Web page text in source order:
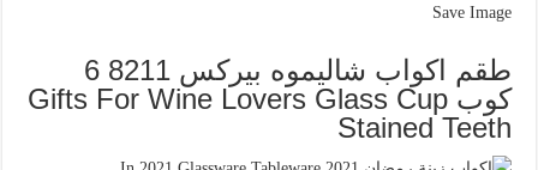
Save Image
طقم اكواب شاليموه بيركس 8211 6
كوب Gifts For Wine Lovers Glass Cup
Stained Teeth